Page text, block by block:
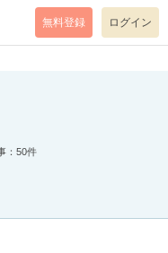
level=notice
無料登録 ログイン
：50件